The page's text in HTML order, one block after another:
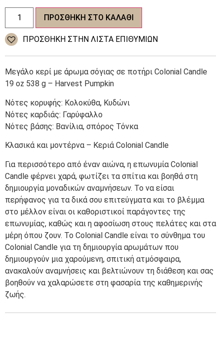
Μεγάλο κερί με άρωμα σόγιας σε ποτήρι Colonial Candle
19 oz 538 g – Harvest Pumpkin
Νότες κορυφής: Κολοκύθα, Κυδώνι
Νότες καρδιάς: Γαρύφαλλο
Νότες βάσης: Βανίλια, σπόρος Τόνκα
Κλασικά και μοντέρνα – Κεριά Colonial Candle
Για περισσότερο από έναν αιώνα, η επωνυμία Colonial
Candle φέρνει χαρά, φωτίζει τα σπίτια και βοηθά στη
δημιουργία μοναδικών αναμνήσεων. Το να είσαι
περήφανος για τα δικά σου επιτεύγματα και το βλέμμα
στο μέλλον είναι οι καθοριστικοί παράγοντες της
επωνυμίας, καθώς και η αφοσίωση στους πελάτες και στα
μέρη όπου ζουν. Το Colonial Candle είναι το σύνθημα του
Colonial Candle για τη δημιουργία αρωμάτων που
δημιουργούν μια χαρούμενη, σπιτική ατμόσφαιρα,
ανακαλούν αναμνήσεις και βελτιώνουν τη διάθεση και σας
βοηθούν να χαλαρώσετε στη φασαρία της καθημερινής
ζωής.
Colonial
Candle
Classic
αρωματικό
κερί
Pumpkin
ποσότητα
ΠΡΟΣΘΉΚΗ ΣΤΟ ΚΑΛΆΘΙ
ΠΡΌΣΘΉΚΗ ΣΤΗΝ ΛΊΣΤΑ ΕΠΙΘΥΜΙΏΝ